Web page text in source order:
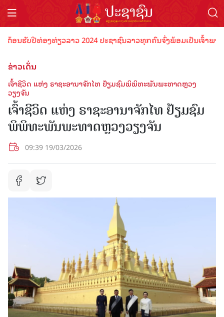
ຮັບປີທ່ອງທ່ຽວລາວ 2024 ປະຊາຊົນລາວທຸກຄົນຈົ່ງພ້ອມເປັນເຈົ້າພາບທີ່
ຂ່າວເດັ່ນ
ເຈົ້າຊີວິດ ແຫ່ງ ຣາຊະອານາຈັກໄທ ຢ້ຽມຊົມພິພິທະພັນພະທາດຫຼວງ
ວຽງຈັນ
ເຈົ້າຊີວິດ ແຫ່ງ ຣາຊະອານາຈັກໄທ ຢ້ຽມຊົມ
ພິພິທະພັນພະທາດຫຼວງວຽງຈັນ
09:39 19/03/2026